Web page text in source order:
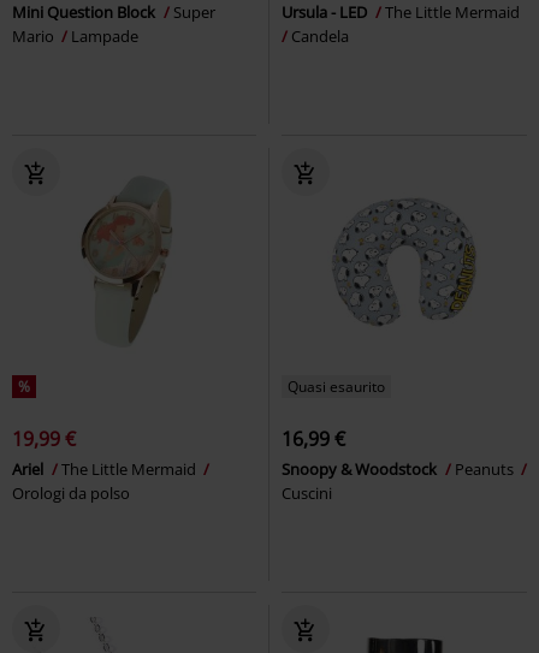
Mini Question Block
Super
Mario
Lampade
Ursula - LED
The Little Mermaid
Candela
%
19,99 €
Ariel
The Little Mermaid
Orologi da polso
Quasi esaurito
16,99 €
Snoopy & Woodstock
Peanuts
Cuscini